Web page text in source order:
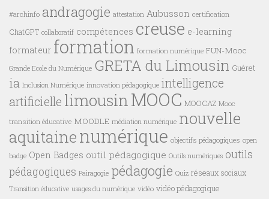
#archinfo andragogie attestation Aubusson certification
ChatGPT collaboratif compétences creuse e-learning
formateur formation formation numérique FUN-Mooc
Grande Ecole du Numérique GRETA du Limousin Guéret
ia Inclusion Numérique innovation pédagogique intelligence
artificielle limousinMOOC MOOCAZ Mooc
transition éducative MOODLE médiation numérique nouvelle
aquitainenumérique objectifs pédagogiques open
badge Open Badges outil pédagogique Outils numériques outils
pédagogiques Pairagogie pédagogie Quiz réseaux sociaux
Transition éducative usages du numérique vidéo vidéo pédagogique